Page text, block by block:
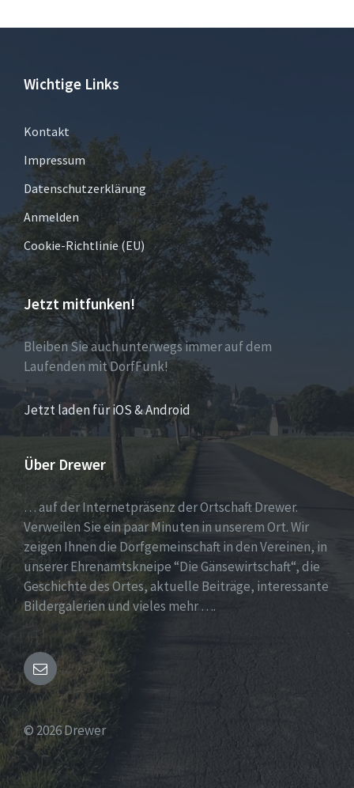
Wichtige Links
Kontakt
Impressum
Datenschutzerklärung
Anmelden
Cookie-Richtlinie (EU)
Jetzt mitfunken!
Bleiben Sie auch unterwegs immer auf dem
Laufenden mit DorfFunk!
Jetzt laden für iOS & Android
Über Drewer
… auf der Internetpräsenz der Ortschaft Drewer.
Verweilen Sie ein paar Minuten in unserem Ort. Wir
zeigen Ihnen die Dorfgemeinschaft in den Vereinen, in
unserer Ehrenamtskneipe “Die Gänsewirtschaft“, die
Geschichte des Ortes, aktuelle Beiträge, interessante
Bildergalerien und vieles mehr ….
Email
© 2026 Drewer